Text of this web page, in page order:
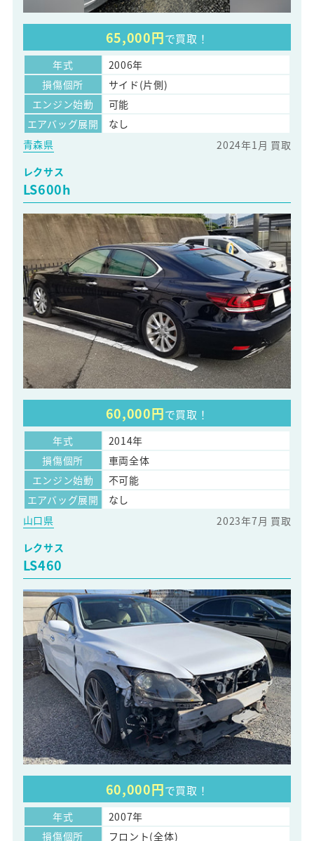
65,000円で買取！
年式
2006年
損傷個所
サイド(片側)
エンジン始動
可能
エアバッグ展開
なし
青森県
2024年1月 買取
レクサス
LS600h
60,000円で買取！
年式
2014年
損傷個所
車両全体
エンジン始動
不可能
エアバッグ展開
なし
山口県
2023年7月 買取
レクサス
LS460
60,000円で買取！
年式
2007年
損傷個所
フロント(全体)